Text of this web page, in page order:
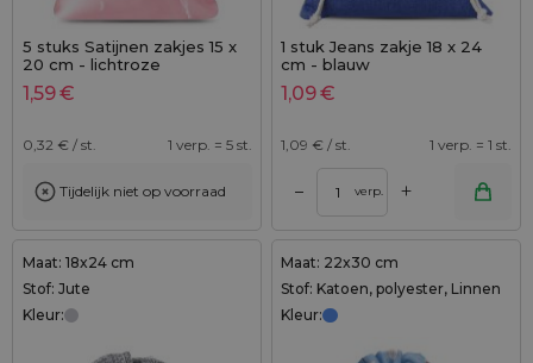
5 stuks Satijnen zakjes 15 x
20 cm - lichtroze
1,59€
0,32 € / st. 1 verp. = 5 st.
Tijdelijk niet op voorraad
1 stuk Jeans zakje 18 x 24
cm - blauw
1,09€
1,09 € / st. 1 verp. = 1 st.
– verp. +
Maat: 18x24 cm
Stof: Jute
Kleur:
Maat: 22x30 cm
Stof: Katoen, polyester, Linnen
Kleur: